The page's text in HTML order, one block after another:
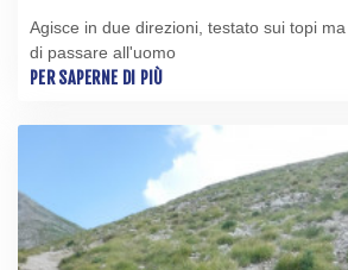
Agisce in due direzioni, testato sui topi
di passare all'uomo
PER SAPERNE DI PIÙ